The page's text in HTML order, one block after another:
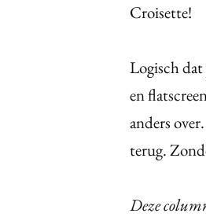
Croisette!
Logisch
en
anders
terug.
Deze